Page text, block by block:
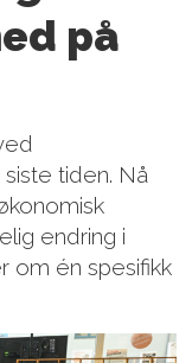
på
tiden. Nå
endring i
om én spesifikk